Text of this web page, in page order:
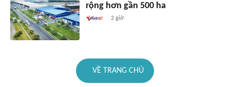
rộng hơn gần 500 ha
2 giờ
VỀ TRANG CHỦ